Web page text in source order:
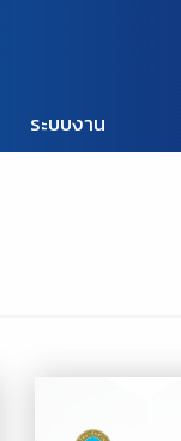
ระบบงาน